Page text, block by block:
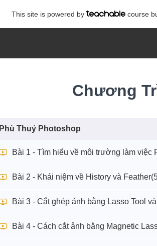
This site is powered by course
Chương
Phù Thuỷ Photoshop
Bài 1 - Tìm hiểu về môi trường làm việc
Bài 2 - Khái niệm về History và Feather
Bài 3 - Cắt ghép ảnh bằng Lasso Tool
Bài 4 - Cách cắt ảnh bằng Magnetic